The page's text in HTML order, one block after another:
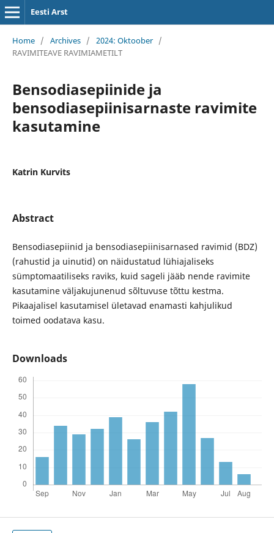
Eesti Arst
Home / Archives / 2024: Oktoober /
RAVIMITEAVE RAVIMIAMETILT
Bensodiasepiinide ja
bensodiasepiinisarnaste ravimite
kasutamine
Katrin Kurvits
Abstract
Bensodiasepiinid ja bensodiasepiinisarnased ravimid (BDZ)
(rahustid ja uinutid) on näidustatud lühiajaliseks
sümptomaatiliseks raviks, kuid sageli jääb nende ravimite
kasutamine väljakujunenud sõltuvuse tõttu kestma.
Pikaajalisel kasutamisel ületavad enamasti kahjulikud
toimed oodatava kasu.
Downloads